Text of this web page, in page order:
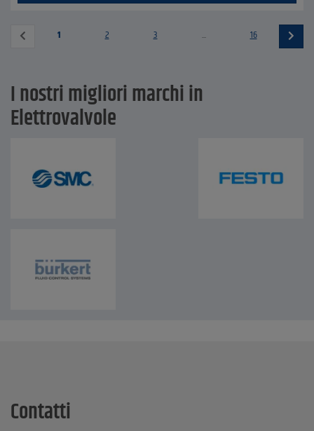
1 2 3 ... 16
I nostri migliori marchi in
Elettrovalvole
Contatti